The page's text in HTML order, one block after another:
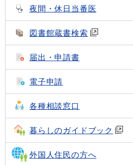
夜間・休日当番医
図書館蔵書検索
届出・申請書
電子申請
各種相談窓口
暮らしのガイドブック
外国人住民の方へ